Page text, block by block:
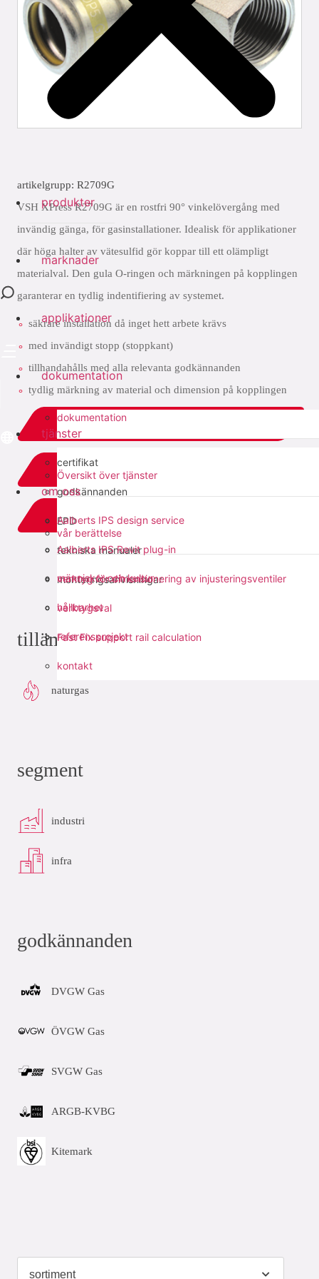
produkter
marknader
applikationer
dokumentation
dokumentation
certifikat
godkännanden
EPD
tekniska manualer
monteringsanvisningar
tjänster
Översikt över tjänster
Aalberts IPS design service
Aalberts IPS Revit plug-in
verktyg för dimensionering av injusteringsventiler
verktygsval
Fast Fix support rail calculation
om oss
vår berättelse
människor och kultur
hållbarhet
referensprojekt
kontakt
artikelgrupp: R2709G
VSH XPress R2709G är en rostfri 90° vinkelövergång med
invändig gänga, för gasinstallationer. Idealisk för applikationer
där höga halter av vätesulfid gör koppar till ett olämpligt
materialval. Den gula O-ringen och märkningen på kopplingen
garanterar en tydlig indentifiering av systemet.
säkrare installation då inget hett arbete krävs
med invändigt stopp (stoppkant)
tillhandahålls med alla relevanta godkännanden
tydlig märkning av material och dimension på kopplingen
relaterat
add to list
dela med sig:
tillämpningar
naturgas
segment
industri
infra
godkännanden
DVGW Gas
ÖVGW Gas
SVGW Gas
ARGB-KVBG
Kitemark